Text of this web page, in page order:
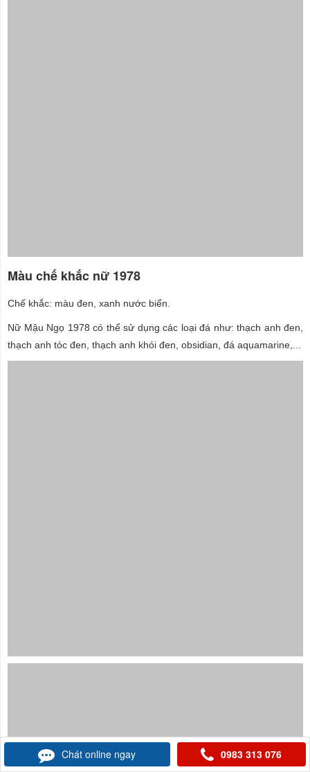
Màu chế khắc nữ 1978
Chế khắc: màu đen, xanh nước biển.
Nữ Mậu Ngọ 1978 có thể sử dụng các loại đá như: thạch anh đen,
thạch anh tóc đen, thạch anh khói đen, obsidian, đá aquamarine,...
Chát online ngay 0983 313 076